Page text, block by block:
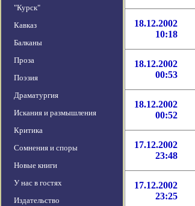
"Курск"
Кавказ
Балканы
Проза
Поэзия
Драматургия
Искания и размышления
Критика
Сомнения и споры
Новые книги
У нас в гостях
Издательство
18.12.2002
10:18
18.12.2002
00:53
18.12.2002
00:52
17.12.2002
23:48
17.12.2002
23:25